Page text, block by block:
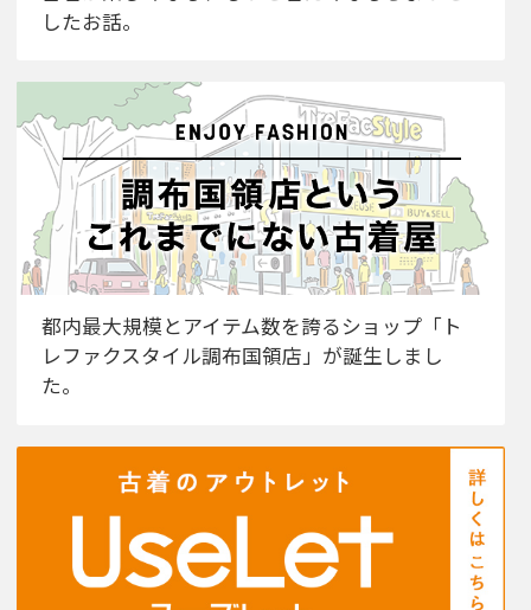
したお話。
都内最大規模とアイテム数を誇るショップ「ト
レファクスタイル調布国領店」が誕生しまし
た。